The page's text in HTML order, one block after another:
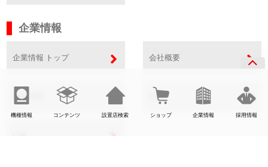
機種情報 コンテンツ 設置店検索 ショップ 企業情報 採用情報
企業情報
企業情報 トップ 会社概要
事業内容 SDGs